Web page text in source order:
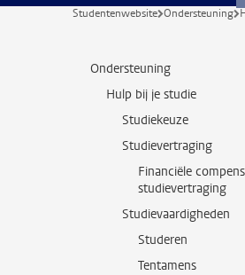
Studentenwebsite Ondersteuning
Ondersteuning
Hulp bij je studie
Studiekeuze
Studievertraging
Financiële
studievertraging
Studievaardigheden
Studeren
Tentamens